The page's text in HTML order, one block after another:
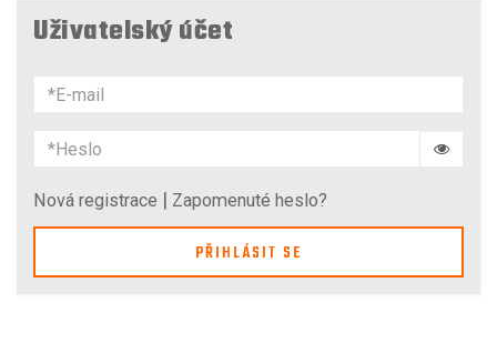
Uživatelský účet
Nová registrace | Zapomenuté heslo?
PŘIHLÁSIT SE